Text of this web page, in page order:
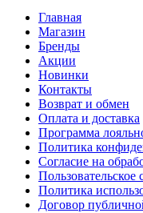
Главная
Магазин
Бренды
Акции
Новинки
Контакты
Возврат и обмен
Оплата и доставка
Программа
Политика
Согласие на
Пользовательское
Политика
Договор